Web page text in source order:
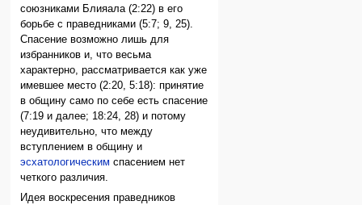
союзниками Блияала (2:22) в его
борьбе с праведниками (5:7; 9, 25).
Спасение возможно лишь для
избранников и, что весьма
характерно, рассматривается как уже
имевшее место (2:20, 5:18): принятие
в общину само по себе есть спасение
(7:19 и далее; 18:24, 28) и потому
неудивительно, что между
вступлением в общину и
эсхатологическим спасением нет
четкого различия.
Идея воскресения праведников